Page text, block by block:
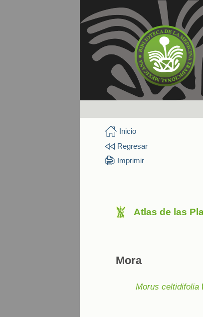
Inicio
Regresar
Imprimir
Atlas de las
Mora
Morus celtidifolia